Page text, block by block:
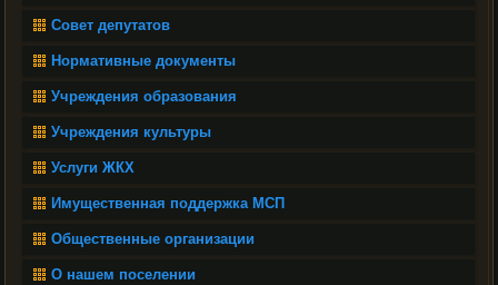
Совет депутатов
Нормативные документы
Учреждения образования
Учреждения культуры
Услуги ЖКХ
Имущественная поддержка МСП
Общественные организации
О нашем поселении